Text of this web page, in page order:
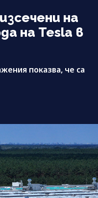
на
на Tesla в
показва, че са